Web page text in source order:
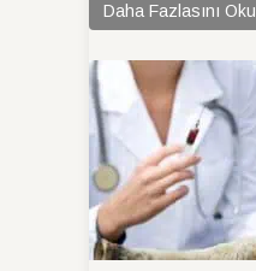
Daha Fazlasını Oku